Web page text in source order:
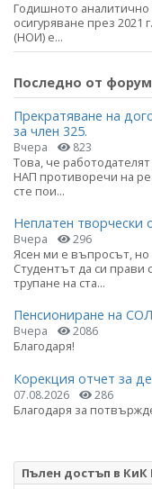
Годишното
осигуряване през 2021
(НОИ) е...
Последно от
Прекратяване на
за член 325.
Вчера 823
Това, че
НАП противоречи на
сте пои...
Неплатен творчески
Вчера 296
Ясен ми е въпросът,
Студентът да си прави
трупане на ста...
Пенсиониране на СОЛ
Вчера 2086
Благодаря!
Корекция отчет за
07.08.2026 286
Благодаря за
Пълен достъп в